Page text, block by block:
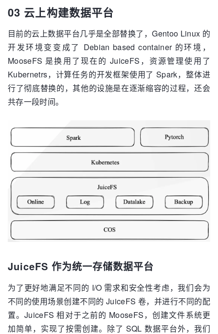
03 云上构建数据平台
目前的云上数据平台几乎是全部替换了，Gentoo Linux 的
开发环境变变成了 Debian based container 的环境，
MooseFS 是换用了现在的 JuiceFS，资源管理使用了
Kubernetrs，计算任务的开发框架使用了 Spark，整体进
行了彻底替换的，其他的设施是在逐渐缩容的过程，还会
共存一段时间。
JuiceFS 作为统一存储数据平台
为了更好地满足不同的 I/O 需求和安全性考虑，我们会为
不同的使用场景创建不同的 JuiceFS 卷，并进行不同的配
置。JuiceFS 相对于之前的 MooseFS，创建文件系统更
加简单，实现了按需创建。除了 SQL 数据平台外，我们